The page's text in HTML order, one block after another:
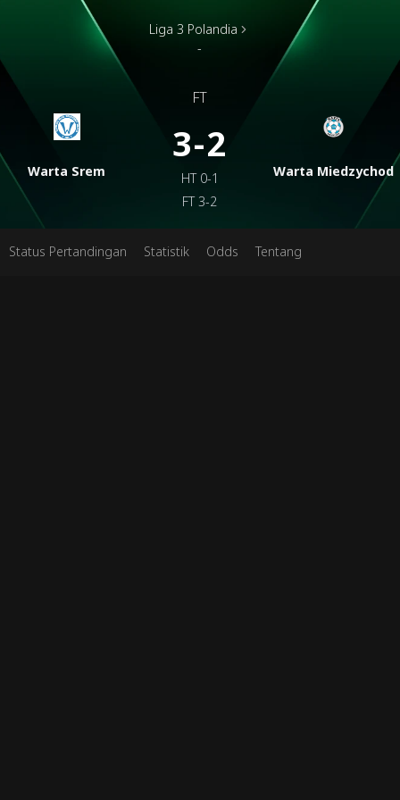
Warta Srem
Liga 3 Polandia
-
FT
3-2
HT 0-1
FT3-2
Warta Miedzychod
Status Pertandingan Statistik Odds Tentang